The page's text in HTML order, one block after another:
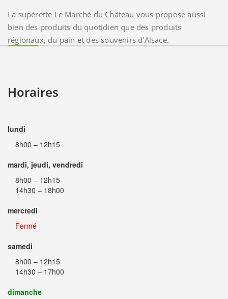
La supérette Le Marché du Château vous propose aussi
bien des produits du quotidien que des produits
régionaux, du pain et des souvenirs d'Alsace.
Horaires
lundi
8h00 – 12h15
mardi, jeudi, vendredi
8h00 – 12h15
14h30 – 18h00
mercredi
Fermé
samedi
8h00 – 12h15
14h30 – 17h00
dimanche